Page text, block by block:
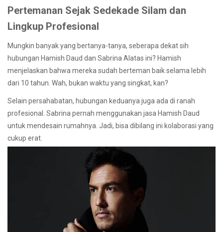
Pertemanan Sejak Sedekade Silam dan
Lingkup Profesional
Mungkin banyak yang bertanya-tanya, seberapa dekat sih
hubungan Hamish Daud dan Sabrina Alatas ini? Hamish
menjelaskan bahwa mereka sudah berteman baik selama lebih
dari 10 tahun. Wah, bukan waktu yang singkat, kan?
Selain persahabatan, hubungan keduanya juga ada di ranah
profesional. Sabrina pernah menggunakan jasa Hamish Daud
untuk mendesain rumahnya. Jadi, bisa dibilang ini kolaborasi yang
cukup erat.